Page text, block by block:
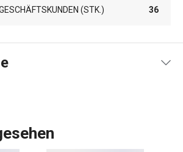
(STK.) 36